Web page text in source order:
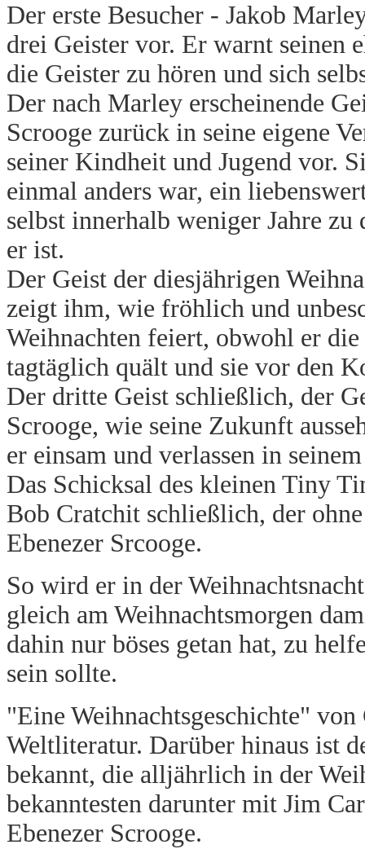
Der erste Besucher - Jakob
drei Geister vor. Er warnt seinen
die Geister zu hören und sich
Der nach Marley erscheinende
Scrooge zurück in seine eigene
seiner Kindheit und Jugend vor.
einmal anders war, ein
selbst innerhalb weniger Jahre
er ist.
Der Geist der diesjährigen
zeigt ihm, wie fröhlich und
Weihnachten feiert, obwohl er
tagtäglich quält und sie vor den
Der dritte Geist schließlich, der
Scrooge, wie seine Zukunft
er einsam und verlassen in
Das Schicksal des kleinen Tiny
Bob Cratchit schließlich, der
Ebenezer Srcooge.
So wird er in der
gleich am Weihnachtsmorgen
dahin nur böses getan hat, zu
sein sollte.
"Eine Weihnachtsgeschichte"
Weltliteratur. Darüber hinaus ist
bekannt, die alljährlich in der
bekanntesten darunter mit Jim
Ebenezer Scrooge.